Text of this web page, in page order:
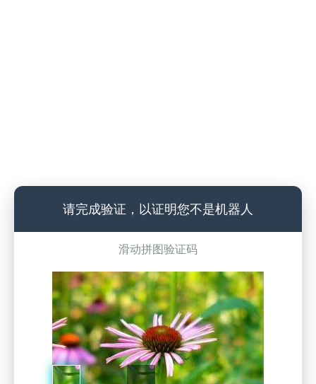
请完成验证，以证明您不是机器人
滑动拼图验证码